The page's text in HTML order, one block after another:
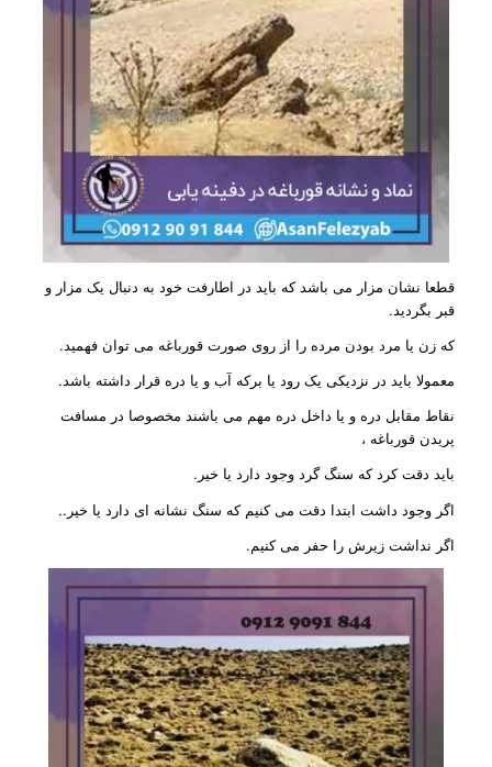
قطعا نشان مزار می باشد که باید در اطارفت خود به دنبال یک مزار و
قبر بگردید.
که زن یا مرد بودن مرده را از روی صورت قورباغه می توان فهمید.
معمولا باید در نزدیکی یک رود یا برکه آب و یا دره قرار داشته باشد.
نقاط مقابل دره و یا داخل دره مهم می باشند مخصوصا در مسافت
پریدن قورباغه ،
باید دقت کرد که سنگ گرد وجود دارد یا خیر.
اگر وجود داشت ابتدا دقت می کنیم که سنگ نشانه ای دارد یا خیر..
اگر نداشت زیرش را حفر می کنیم.